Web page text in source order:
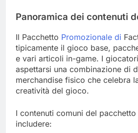
Panoramica dei contenuti
Il Pacchetto Promozionale di
tipicamente il gioco base,
e vari articoli in-game. I
aspettarsi una combinazione di
merchandise fisico che celebra
creatività del gioco.
I contenuti comuni del
includere: